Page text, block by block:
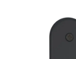
Ativar tradutor